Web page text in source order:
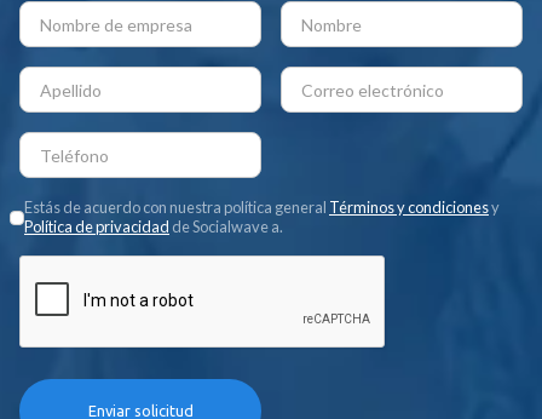
Estás de acuerdo con nuestra política general Términos y condicionesy
Política de privacidad de Socialwave a.